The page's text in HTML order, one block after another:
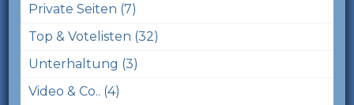
Private Seiten (7)
Top & Votelisten (32)
Unterhaltung (3)
Video & Co.. (4)